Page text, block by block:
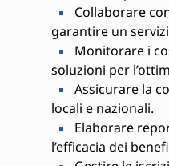
Collaborare
garantire un
Monitorare i
soluzioni per
Assicurare la
locali e nazionali.
Elaborare
l’efficacia dei